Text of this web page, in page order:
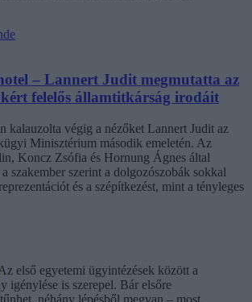
– Lannert Judit megmutatta az
felelős államtitkárság irodáit
kalauzolta végig a nézőket Lannert Judit az
Minisztérium második emeletén. Az
Koncz Zsófia és Hornung Ágnes által
szakember szerint a dolgozószobák sokkal
és a szépítkezést, mint a tényleges
Az első egyetemi ügyintézések között a
igénylése is szerepel. Bár elsőre
néhány lépésből megvan – most